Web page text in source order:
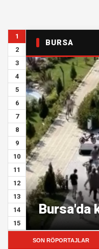
1
2
3
4
5
6
7
8
9
10
11
12
13
14
15
BURSA
Bursa'da
SON RÖPORTAJLAR